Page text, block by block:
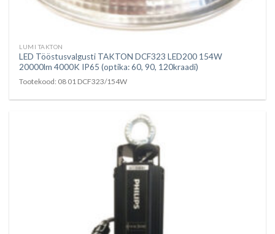
LUMI TAKTON
LED Tööstusvalgusti TAKTON DCF323 LED200 154W
20000lm 4000K IP65 (optika: 60, 90, 120kraadi)
Tootekood: 08 01 DCF323/154W